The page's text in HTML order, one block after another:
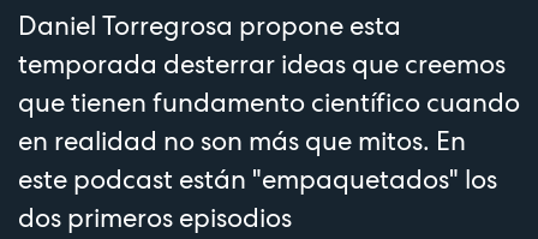
Daniel Torregrosa propone esta
temporada desterrar ideas que creemos
que tienen fundamento científico cuando
en realidad no son más que mitos. En
este podcast están "empaquetados" los
dos primeros episodios